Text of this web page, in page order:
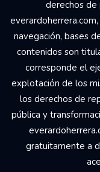
derechos
navegación, bases
contenidos son
corresponde el
explotación de los
los derechos de
pública y
gratuitamente a